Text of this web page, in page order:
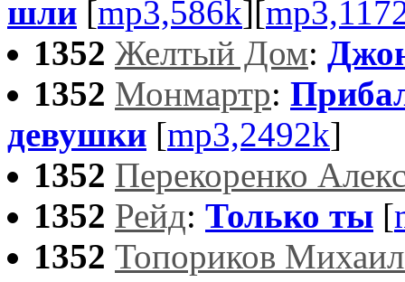
шли [mp3,586k][
1352 Желтый Дом:
1352 Монмартр:
девушки [mp3,2492k]
1352 Перекоренко
1352 Рейд: Только ты [
1352 Топориков